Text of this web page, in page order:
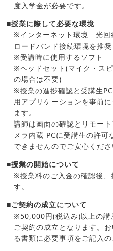
度入学金が必要です。
■授業に際して必要な環境
※インターネット環境 光回
ロードバンド接続環境を推奨
※受講時に使用するソフト
※ヘッドセット(マイク・ス
の場合は不要)
※授業の進捗確認と受講生
用アプリケーションを事前
ます。
講師は画面の確認とリモー
メラ内蔵 PCに受講生の許可
できませんのでご安心くださ
■授業の開始について
※授業料のご入金の確認後、
す。
■ご契約の成立について
※50,000円(税込み)以上の講
ご契約の成立となります。
る書類に必要事項をご記入